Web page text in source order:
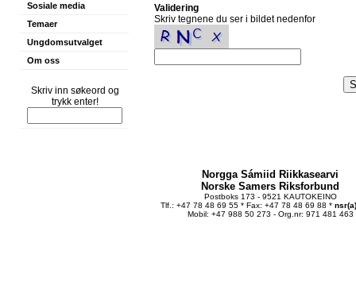
Sosiale media
Temaer
Ungdomsutvalget
Om oss
Skriv inn søkeord og
trykk enter!
Validering
Skriv tegnene du ser i bildet nedenfor
Norgga Sámiid Riikkasearvi
Norske Samers Riksforbund
Postboks 173 - 9521 KAUTOKEINO
Tlf.: +47 78 48 69 55 * Fax: +47 78 48 69 88 *
Mobil: +47 988 50 273 - Org.nr: 971 481 463